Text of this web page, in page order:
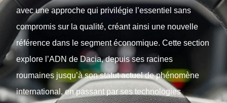
avec une approche qui privilégie l’essentiel sans
compromis sur la qualité, créant ainsi une nouvelle
référence dans le segment économique. Cette section
explore l’ADN de Dacia, depuis ses racines
roumaines jusqu’à son statut actuel de phénomène
international, en passant par ses technologies